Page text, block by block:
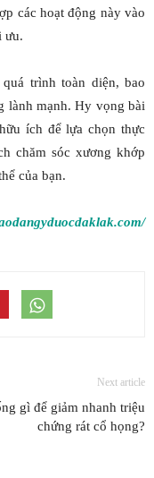
các hoạt động này vào
ưu.
trình toàn diện, bao
lành mạnh. Hy vọng bài
ích để lựa chọn thực
chăm sóc xương khớp
của bạn.
Next article
gì để giảm nhanh triệu
chứng rát cổ họng?